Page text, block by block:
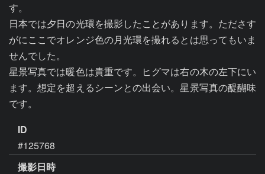
す。
日本では夕日の光環を撮影したことがあります。たださす
がにここでオレンジ色の月光環を撮れるとは思ってもいま
せんでした。
星景写真では暖色は貴重です。ヒグマは右の木の左下にい
ます。想定を超えるシーンとの出会い。星景写真の醍醐味
です。
ID
#125768
撮影日時